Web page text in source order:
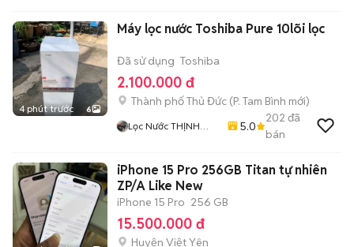
4 phút trước 6
Máy lọc nước Toshiba Pure 10lõi lọc
Đã sử dụng Toshiba
2.100.000 đ
Thành phố Thủ Đức (P. Tam Bình mới)
Lọc Nước THỊNH
5.0
202 đã
bán
iPhone 15 Pro 256GB Titan tự nhiên
ZP/A Like New
iPhone 15 Pro 256 GB
15.500.000 đ
Huyện Việt Yên